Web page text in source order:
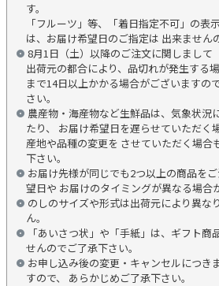
す。
「フルーツ」等、「着日指定不可」の表
は、お届け希望日のご指定は 出来ません
8月1日（土）以降のご注文に関しまして
出荷元の都合により、品切れが発生する
まで14日以上かかる場合がございますの
さい。
農産物・海産物など生鮮品は、気象状況
たり、 お届け希望日を遅らせていただく
産地や品種の変更を させていただく場合
下さい。
お届け先様が同じでも2つ以上の商品を
望日や お届けのタイミングが異なる場合
のしのサイズや形式は出荷元により異な
ん。
「あいさつ状」や「手紙」は、ギフト商
せんのでご了承下さい。
お申し込み後の変更・キャンセルにつき
すので、 あらかじめご了承下さい。